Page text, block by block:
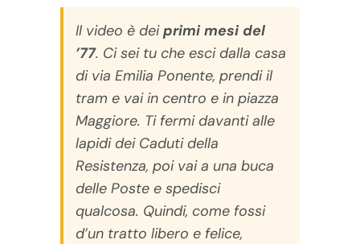
Il video è deiprimi mesi del
’77. Ci sei tu che esci dalla casa
di via Emilia Ponente, prendi il
tram e vai in centro e in piazza
Maggiore. Ti fermi davanti alle
lapidi dei Caduti della
Resistenza, poi vai a una buca
delle Poste e spedisci
qualcosa. Quindi, come fossi
d’un tratto libero e felice,